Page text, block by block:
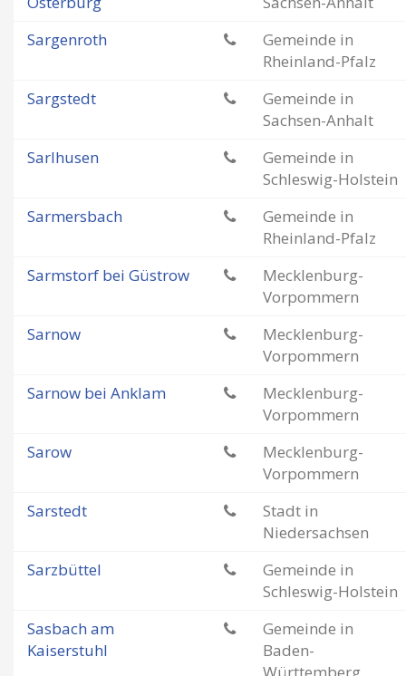
Sargenroth
Gemeinde in
Rheinland-Pfalz
Sargstedt
Gemeinde in
Sachsen-Anhalt
Sarlhusen
Gemeinde in
Schleswig-Holstein
Sarmersbach
Gemeinde in
Rheinland-Pfalz
Sarmstorf bei Güstrow
Mecklenburg-
Vorpommern
Sarnow
Mecklenburg-
Vorpommern
Sarnow bei Anklam
Mecklenburg-
Vorpommern
Sarow
Mecklenburg-
Vorpommern
Sarstedt
Stadt in
Niedersachsen
Sarzbüttel
Gemeinde in
Schleswig-Holstein
Sasbach am
Kaiserstuhl
Gemeinde in
Baden-